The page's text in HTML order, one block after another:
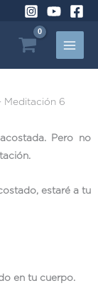
Meditación 6
Pero no
estaré a tu
en tu cuerpo.